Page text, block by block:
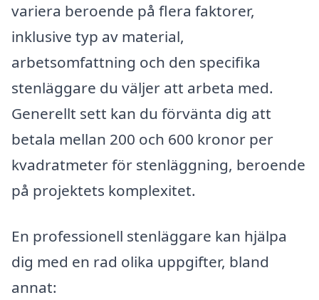
variera beroende på flera faktorer,
inklusive typ av material,
arbetsomfattning och den specifika
stenläggare du väljer att arbeta med.
Generellt sett kan du förvänta dig att
betala mellan 200 och 600 kronor per
kvadratmeter för stenläggning, beroende
på projektets komplexitet.
En professionell stenläggare kan hjälpa
dig med en rad olika uppgifter, bland
annat: